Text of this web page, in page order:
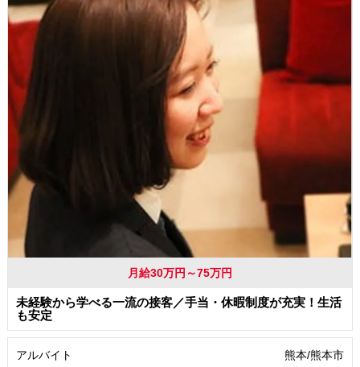
月給30万円～75万円
未経験から学べる一流の接客／手当・休暇制度が充実！生活
も安定
アルバイト 熊本/熊本市